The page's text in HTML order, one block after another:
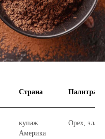
Страна Палитра
купаж
Америка
Орех,